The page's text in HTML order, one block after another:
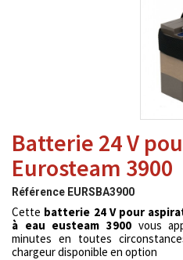
Batterie 24 V
Eurosteam 3900
Référence EURSBA3900
Cette batterie 24 V pour
à eau eusteam 3900 vous
minutes en toutes
chargeur disponible en option